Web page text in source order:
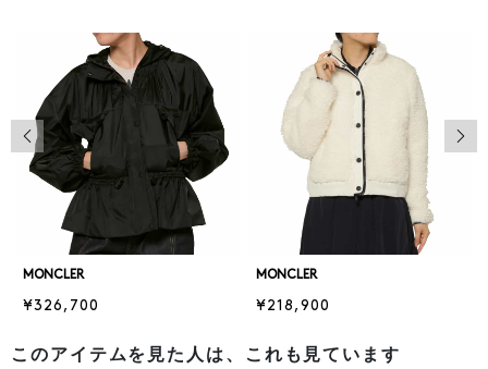
MONCLER
¥326,700
MONCLER
¥218,900
前の画像
このアイテムを見た人は、これも見ています